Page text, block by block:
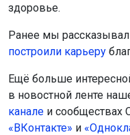
здоровье.
Ранее мы
построили карьеру
Ещё больше
в новостной ленте
канале и сообществах
«ВКонтакте» и